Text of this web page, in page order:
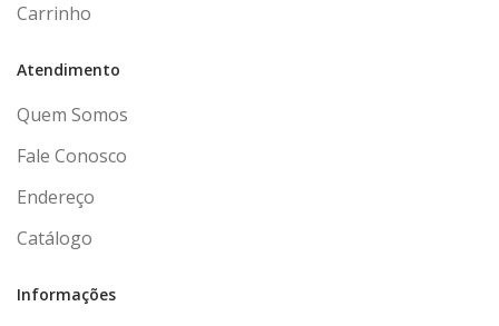
Carrinho
Atendimento
Quem Somos
Fale Conosco
Endereço
Catálogo
Informações